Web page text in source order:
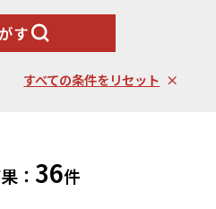
お酒
道エリア
市（北海道）
エリア
す
すべての条件をリセット
： 36件